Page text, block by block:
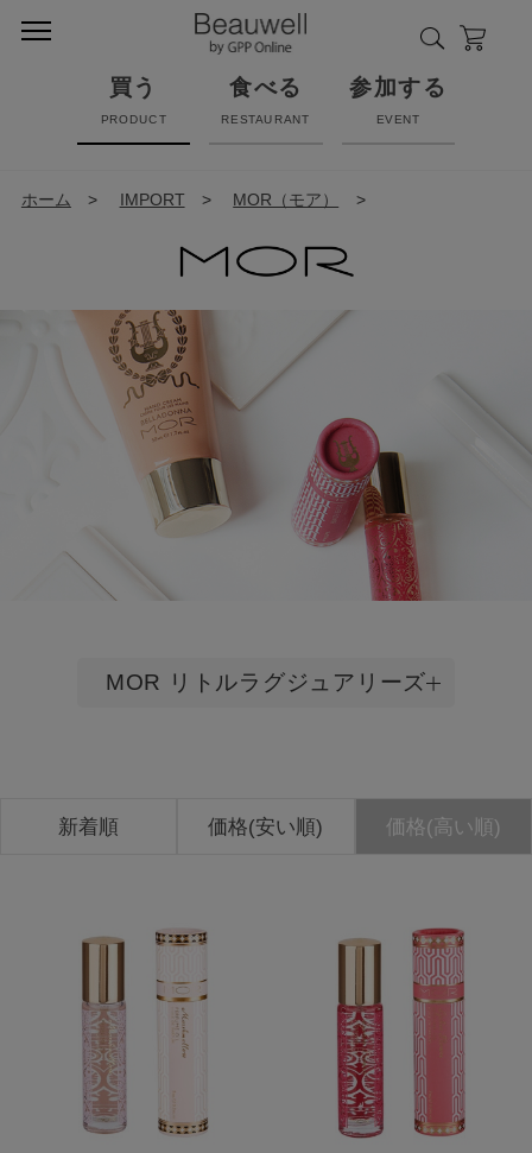
買う
PRODUCT
食べる
RESTAURANT
参加する
EVENT
ホーム > IMPORT > MOR（モア） >
MOR リトルラグジュアリーズ
新着順 価格(安い順) 価格(高い順)